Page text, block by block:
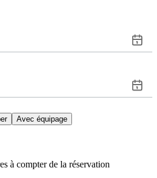
Avec équipage
à compter de la réservation